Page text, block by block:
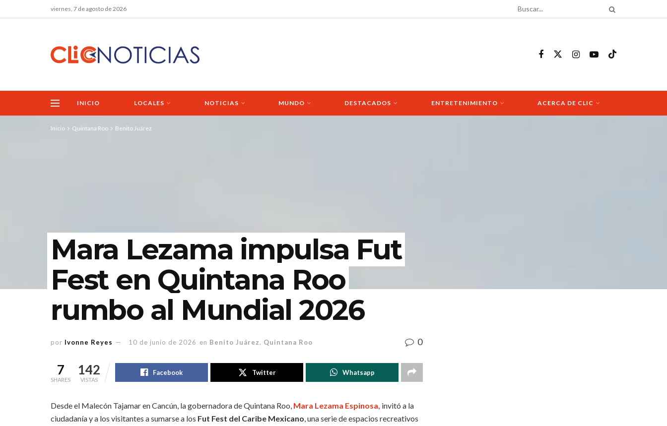
viernes, 7 de agosto de 2026
INICIO LOCALES NOTICIAS MUNDO DESTACADOS ENTRETENIMIENTO ACERCA DE CLIC
Inicio Quintana Roo Benito Juárez
Mara Lezama impulsa Fut
Fest en Quintana Roo
rumbo al Mundial 2026
por Ivonne Reyes 10 de junio de 2026 en Benito Juárez, Quintana Roo 0
7
SHARES
142
VISTAS
Facebook Twitter Whatsapp
Desde el Malecón Tajamar en Cancún, la gobernadora de Quintana Roo, Mara Lezama Espinosa, invitó a la
ciudadanía y a los visitantes a sumarse a los Fut Fest del Caribe Mexicano, una serie de espacios recreativos